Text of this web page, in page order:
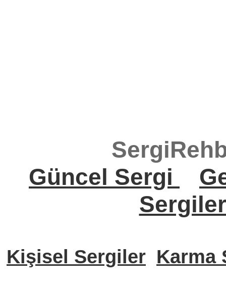
Güncel Sergi
Kişisel Sergiler Karma